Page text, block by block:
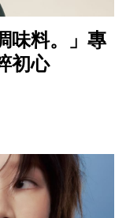
味料。」專
初心